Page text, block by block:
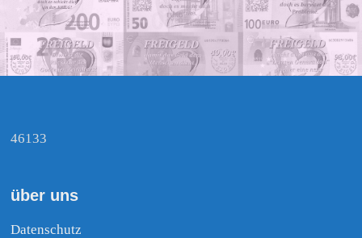
46133
über uns
Datenschutz